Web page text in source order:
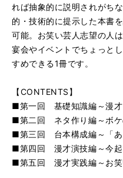
れば抽象的に説明されがち
的・技術的に提示した本書
可能。お笑い芸人志望の人
宴会やイベントでちょっと
すめできる1冊です。
【CONTENTS】
■第一回 基礎知識編～漫才
■第二回 ネタ作り編～ボケ
■第三回 台本構成編～「あ
■第四回 漫才演技編～今起
■第五回 漫才実践編～お笑